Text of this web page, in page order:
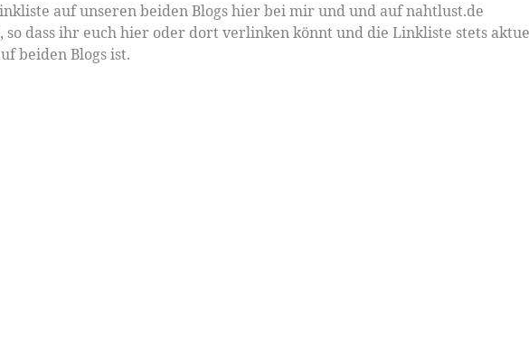
auf unseren beiden Blogs hier bei mir und und auf nahtlust.de
so dass ihr euch hier oder dort verlinken könnt und die Linkliste stets
beiden Blogs ist.